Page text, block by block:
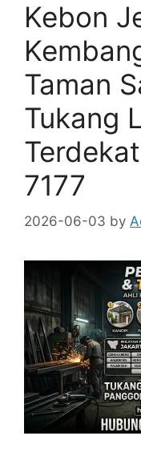
Kebon
Taman
Tukang
7177
2026-06-03 by